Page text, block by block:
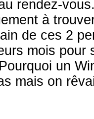
rendez-
à
de ces 2
mois pour
un
mais on